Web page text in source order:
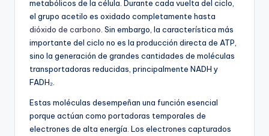
metabólicos de la célula. Durante cada vuelta del ciclo,
el grupo acetilo es oxidado completamente hasta
dióxido de carbono . Sin embargo, la característica más
importante del ciclo no es la producción directa de ATP,
sino la generación de grandes cantidades de moléculas
transportadoras reducidas, principalmente NADH y
FADH₂.
Estas moléculas desempeñan una función esencial
porque actúan como portadoras temporales de
electrones de alta energía. Los electrones capturados